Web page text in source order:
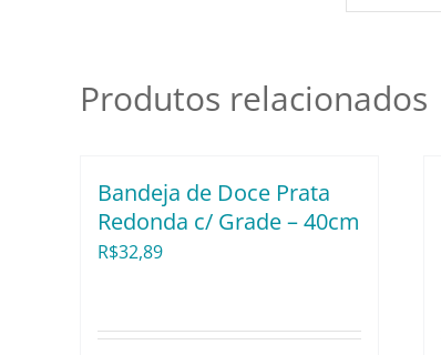
Produtos relacionados
Bandeja de Doce Prata
Redonda c/ Grade – 40cm
R$32,89